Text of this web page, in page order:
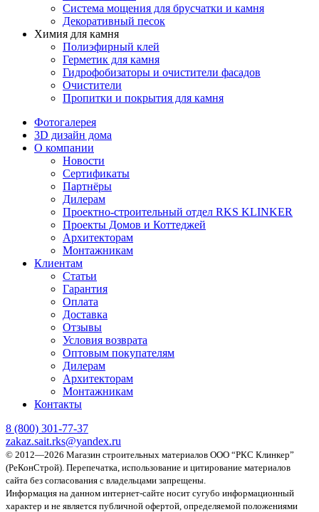
Система мощения для брусчатки и камня
Декоративный песок
Химия для камня
Полиэфирный клей
Герметик для камня
Гидрофобизаторы и очистители фасадов
Очистители
Пропитки и покрытия для камня
Фотогалерея
3D дизайн дома
О компании
Новости
Сертификаты
Партнёры
Дилерам
Проектно-строительный отдел RKS KLINKER
Проекты Домов и Коттеджей
Архитекторам
Монтажникам
Клиентам
Статьи
Гарантия
Оплата
Доставка
Отзывы
Условия возврата
Оптовым покупателям
Дилерам
Архитекторам
Монтажникам
Контакты
8 (800) 301-77-37
zakaz.sait.rks@yandex.ru
© 2012—2026 Магазин строительных материалов ООО “РКС Клинкер”
(РеКонСтрой). Перепечатка, использование и цитирование материалов
сайта без согласования с владельцами запрещены.
Информация на данном интернет-сайте носит сугубо информационный
характер и не является публичной офертой, определяемой положениями